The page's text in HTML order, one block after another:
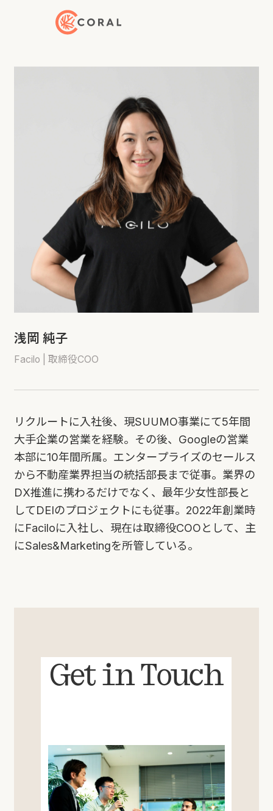
Back to Home
浅岡 純子
Facilo | 取締役COO
リクルートに入社後、現SUUMO事業にて5年間
大手企業の営業を経験。その後、Googleの営業
本部に10年間所属。エンタープライズのセールス
から不動産業界担当の統括部長まで従事。業界の
DX推進に携わるだけでなく、最年少女性部長と
してDEIのプロジェクトにも従事。2022年創業時
にFaciloに入社し、現在は取締役COOとして、主
にSales&Marketingを所管している。
Get in Touch